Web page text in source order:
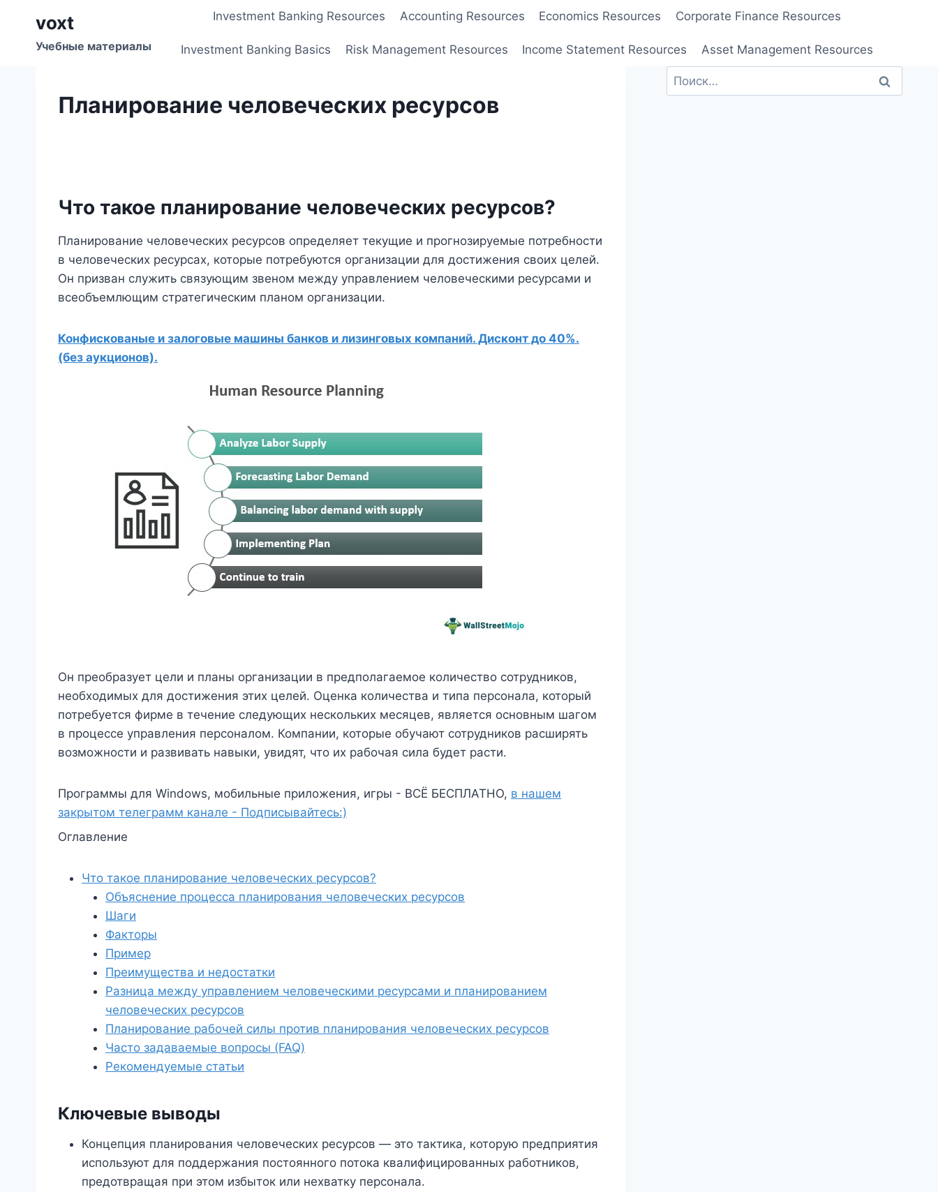
содержимому
voxt
Учебные материалы
Investment Banking Resources Accounting Resources Economics Resources Corporate Finance Resources
Investment Banking Basics Risk Management Resources Income Statement Resources Asset Management Resources
Планирование человеческих ресурсов
Что такое планирование человеческих ресурсов?
Планирование человеческих ресурсов определяет текущие и прогнозируемые потребности
в человеческих ресурсах, которые потребуются организации для достижения своих целей.
Он призван служить связующим звеном между управлением человеческими ресурсами и
всеобъемлющим стратегическим планом организации.
Конфискованые и залоговые машины банков и лизинговых компаний. Дисконт до 40%.
(без аукционов).
Он преобразует цели и планы организации в предполагаемое количество сотрудников,
необходимых для достижения этих целей. Оценка количества и типа персонала, который
потребуется фирме в течение следующих нескольких месяцев, является основным шагом
в процессе управления персоналом. Компании, которые обучают сотрудников расширять
возможности и развивать навыки, увидят, что их рабочая сила будет расти.
Программы для Windows, мобильные приложения, игры - ВСЁ БЕСПЛАТНО, в нашем
закрытом телеграмм канале - Подписывайтесь:)
Оглавление
Что такое планирование человеческих ресурсов?
Объяснение процесса планирования человеческих ресурсов
Шаги
Факторы
Пример
Преимущества и недостатки
Разница между управлением человеческими ресурсами и планированием
человеческих ресурсов
Планирование рабочей силы против планирования человеческих ресурсов
Часто задаваемые вопросы (FAQ)
Рекомендуемые статьи
Ключевые выводы
Концепция планирования человеческих ресурсов — это тактика, которую предприятия
используют для поддержания постоянного потока квалифицированных работников,
предотвращая при этом избыток или нехватку персонала.
Найти: